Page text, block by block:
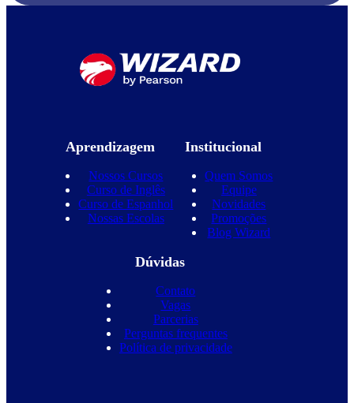
Aprendizagem
Nossos Cursos
Curso de Inglês
Curso de Espanhol
Nossas Escolas
Institucional
Quem Somos
Equipe
Novidades
Promoções
Blog Wizard
Dúvidas
Contato
Vagas
Parcerias
Perguntas frequentes
Política de privacidade